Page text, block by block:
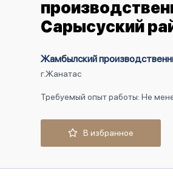
Сарысуский
Жамбылский
г.Жанатас
Требуемый опыт работы: Не
В избранное